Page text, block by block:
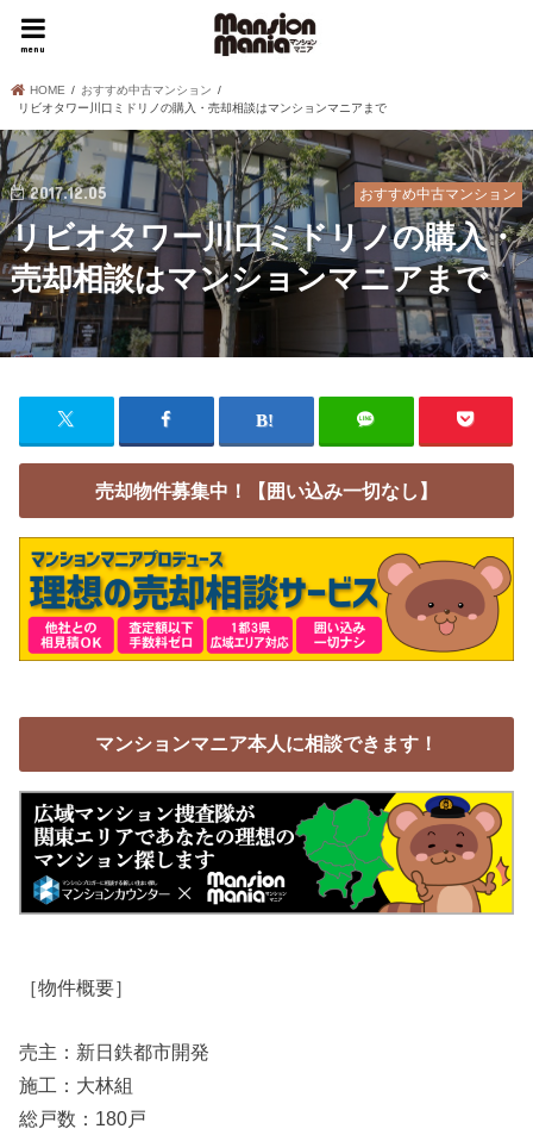
menu
HOME
おすすめ中古マンション
リビオタワー川口ミドリノの購入・売却相談はマンションマニアまで
おすすめ中古マンション
2017.12.05
リビオタワー川口ミドリノの購入・
売却相談はマンションマニアまで
売却物件募集中！【囲い込み一切なし】
マンションマニア本人に相談できます！
［物件概要］
売主：新日鉄都市開発
施工：大林組
総戸数：180戸